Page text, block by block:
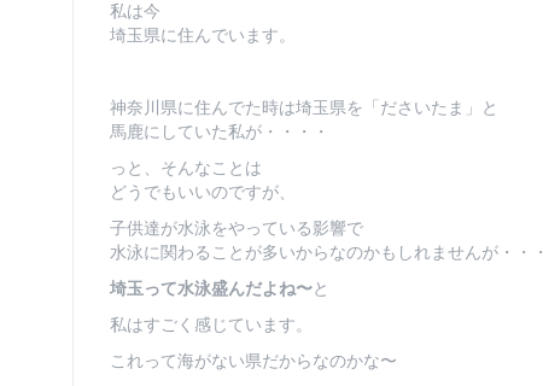
私は今
埼玉県に住んでいます。
神奈川県に住んでた時は埼玉県を「ださいたま」と
馬鹿にしていた私が・・・・
っと、そんなことは
どうでもいいのですが、
子供達が水泳をやっている影響で
水泳に関わることが多いからなのかもしれませんが・・・
埼玉って水泳盛んだよね〜と
私はすごく感じています。
これって海がない県だからなのかな〜